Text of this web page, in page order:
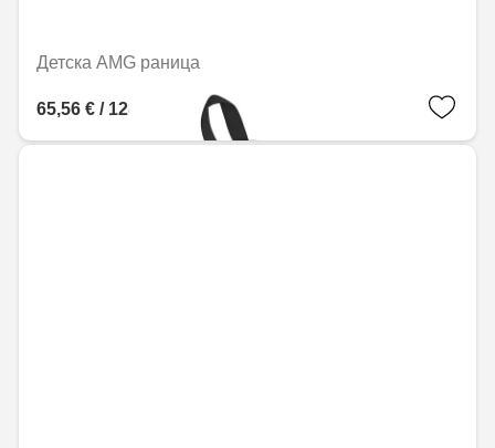
Детска AMG раница
65,56 € / 128,22 лв.